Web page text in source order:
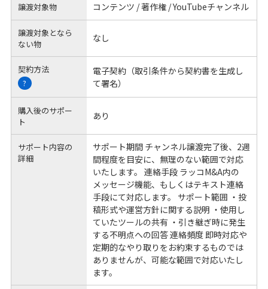
譲渡対象物 コンテンツ / 著作権 / YouTubeチャンネル
譲渡対象となら
ない物
なし
契約方法
?
電子契約（取引条件から契約書を生成し
て署名）
購入後のサポー
ト
あり
サポート内容の
詳細
サポート期間 チャンネル譲渡完了後、2週
間程度を目安に、無理のない範囲で対応
いたします。 連絡手段 ラッコM&A内の
メッセージ機能、もしくはテキスト連絡
手段にて対応します。 サポート範囲 ・投
稿形式や運営方針に関する説明 ・使用し
ていたツールの共有 ・引き継ぎ時に発生
する不明点への回答 連絡頻度 即時対応や
定期的なやり取りをお約束するものでは
ありませんが、可能な範囲で対応いたし
ます。